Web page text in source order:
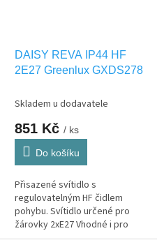
DAISY REVA IP44 HF
2E27 Greenlux GXDS278
Skladem u dodavatele
851 Kč / ks
Do košíku
Přisazené svítidlo s
regulovatelným HF čidlem
pohybu. Svítidlo určené pro
žárovky 2xE27 Vhodné i pro
VENKOVNÍ použití IP54.